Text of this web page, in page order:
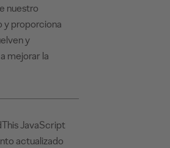
nuestro
y proporciona
y
mejorar la
JavaScript
actualizado